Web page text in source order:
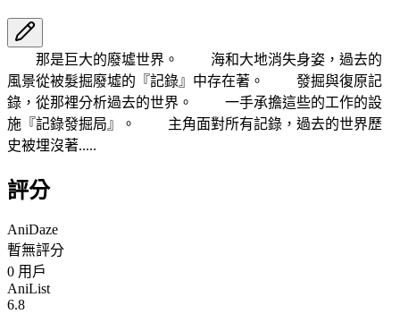
那是巨大的廢墟世界。 海和大地消失身姿，過去的
風景從被髮掘廢墟的『記錄』中存在著。 發掘與復原記
錄，從那裡分析過去的世界。 一手承擔這些的工作的設
施『記錄發掘局』。 主角面對所有記錄，過去的世界歷
史被埋沒著.....
評分
AniDaze
暫無評分
0 用戶
AniList
6.8